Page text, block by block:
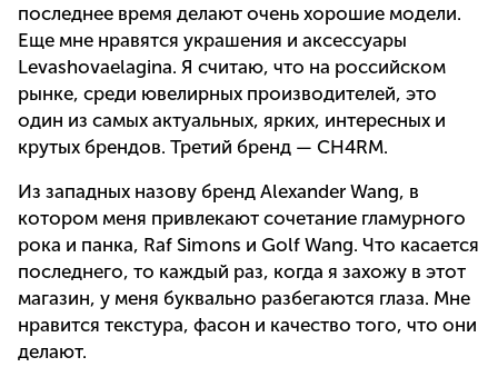
последнее время делают очень хорошие модели.
Еще мне нравятся украшения и аксессуары
Levashovaelagina. Я считаю, что на российском
рынке, среди ювелирных производителей, это
один из самых актуальных, ярких, интересных и
крутых брендов. Третий бренд — CH4RM.
Из западных назову бренд Alexander Wang, в
котором меня привлекают сочетание гламурного
рока и панка, Raf Simons и Golf Wang. Что касается
последнего, то каждый раз, когда я захожу в этот
магазин, у меня буквально разбегаются глаза. Мне
нравится текстура, фасон и качество того, что они
делают.